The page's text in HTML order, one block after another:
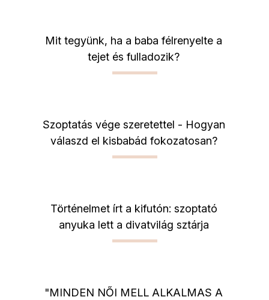
Mit tegyünk, ha a baba félrenyelte a
tejet és fulladozik?
Szoptatás vége szeretettel - Hogyan
válaszd el kisbabád fokozatosan?
Történelmet írt a kifutón: szoptató
anyuka lett a divatvilág sztárja
"MINDEN NŐI MELL ALKALMAS A